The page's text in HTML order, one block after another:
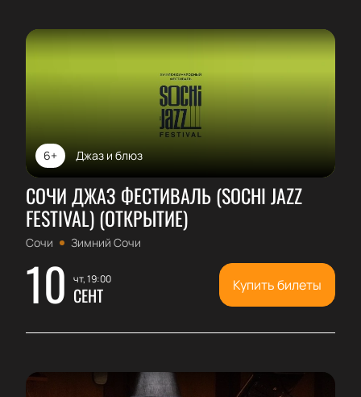
Джаз и блюз
6+
СОЧИ ДЖАЗ ФЕСТИВАЛЬ (SOCHI JAZZ
FESTIVAL) (ОТКРЫТИЕ)
Сочи Зимний Сочи
10 чт, 19:00
СЕНТ Купить билеты